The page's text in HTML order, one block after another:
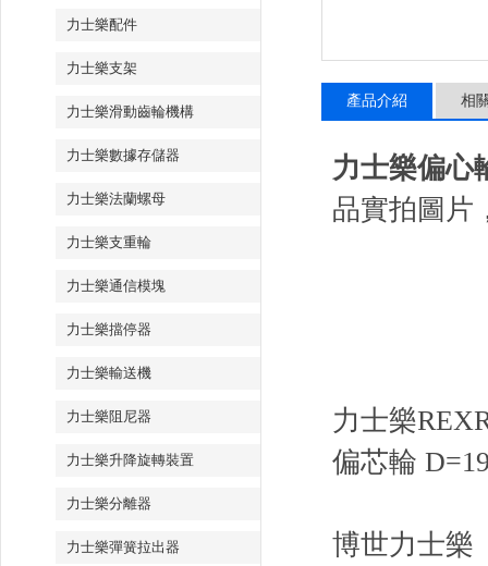
力士樂配件
力士樂支架
力士樂滑動齒輪機構
力士樂數據存儲器
力士樂法蘭螺母
力士樂支重輪
力士樂通信模塊
力士樂擋停器
力士樂輸送機
力士樂阻尼器
力士樂升降旋轉裝置
力士樂分離器
力士樂彈簧拉出器
產品介紹 相
力士樂偏心
品實拍圖片
力士樂
偏芯輪
博世力士樂